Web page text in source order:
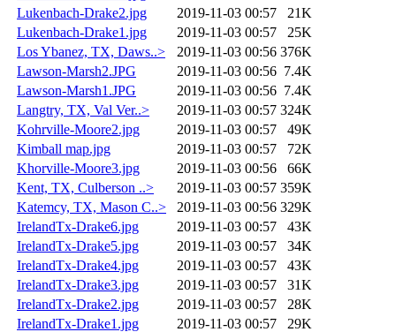
Lukenbach-Drake2.jpg
2019-11-03 00:57
21K
Lukenbach-Drake1.jpg
2019-11-03 00:57
25K
Los Ybanez, TX, Daws..>
2019-11-03 00:56 376K
Lawson-Marsh2.JPG
2019-11-03 00:56 7.4K
Lawson-Marsh1.JPG
2019-11-03 00:56 7.4K
Langtry, TX, Val Ver..>
2019-11-03 00:57 324K
Kohrville-Moore2.jpg
2019-11-03 00:57
49K
Kimball map.jpg
2019-11-03 00:57
72K
Khorville-Moore3.jpg
2019-11-03 00:56
66K
Kent, TX, Culberson ..>
2019-11-03 00:57 359K
Katemcy, TX, Mason C..>
2019-11-03 00:56 329K
IrelandTx-Drake6.jpg
2019-11-03 00:57
43K
IrelandTx-Drake5.jpg
2019-11-03 00:57
34K
IrelandTx-Drake4.jpg
2019-11-03 00:57
43K
IrelandTx-Drake3.jpg
2019-11-03 00:57
31K
IrelandTx-Drake2.jpg
2019-11-03 00:57
28K
IrelandTx-Drake1.jpg
2019-11-03 00:57
29K